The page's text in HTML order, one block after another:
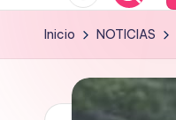
Inicio NOTICIAS